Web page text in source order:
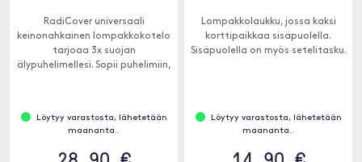
RadiCover universaali
keinonahkainen lompakkokotelo
tarjoaa 3x suojan
älypuhelimellesi. Sopii puhelimiin,
Löytyy varastosta, lähetetään
maananta..
Lompakkolaukku, jossa kaksi
korttipaikkaa sisäpuolella.
Sisäpuolella on myös setelitasku.
Löytyy varastosta, lähetetään
maananta..